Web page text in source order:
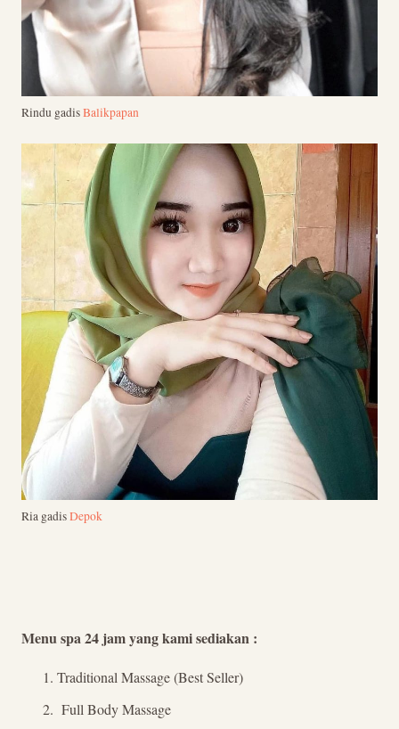
Rindu gadisBalikpapan
Ria gadisDepok
Menu spa 24 jam yang kami sediakan :
Traditional Massage (Best Seller)
Full Body Massage